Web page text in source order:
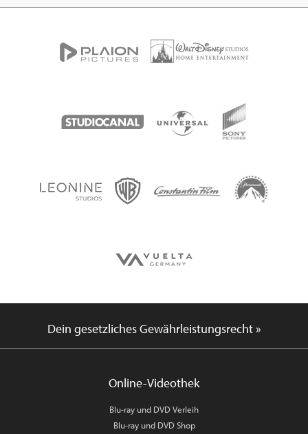
Dein gesetzliches Gewährleistungsrecht »
Online-Videothek
Blu-ray und DVD Verleih
Blu-ray und DVD Shop